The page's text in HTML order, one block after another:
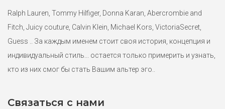
Ralph Lauren, Tommy Hilfiger, Donna Karan, Abercrombie and
Fitch, Juicy couture, Calvin Klein, Michael Kors, VictoriaSecret,
Guess .. За каждым именем стоит своя история, концепция и
индивидуальный стиль... остается только примерить и узнать,
кто из них смог бы стать Вашим альтер эго..
Связаться с нами